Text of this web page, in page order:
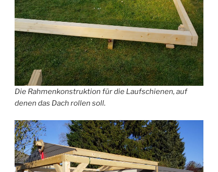
Die Rahmenkonstruktion für die Laufschienen, auf
denen das Dach rollen soll.